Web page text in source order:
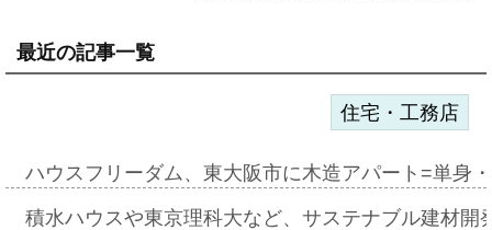
最近の記事一覧
住宅・工務店
ハウスフリーダム、東大阪市に木造アパート=単身
積水ハウスや東京理科大など、サステナブル建材